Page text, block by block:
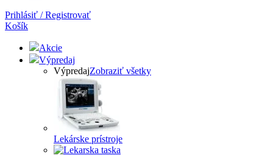
Prihlásiť / Registrovať
Košík
Akcie
Výpredaj
VýpredajZobraziť všetky
Lekárske prístroje